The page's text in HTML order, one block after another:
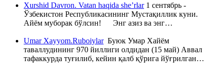
Xurshid Davron. Vatan haqida she’rlar1 сентябрь -
Ўзбекистон Республикасининг Мустақиллик куни.
Айём муборак бўлсин! Энг азиз ва энг…
Umar Xayyom.RuboiylarБуюк Умар Хайём
таваллудининг 970 йиллиги олдидан (15 май) Аввал
тафаккурда туғилиб, кейин қалб қўрига йўғрилган…